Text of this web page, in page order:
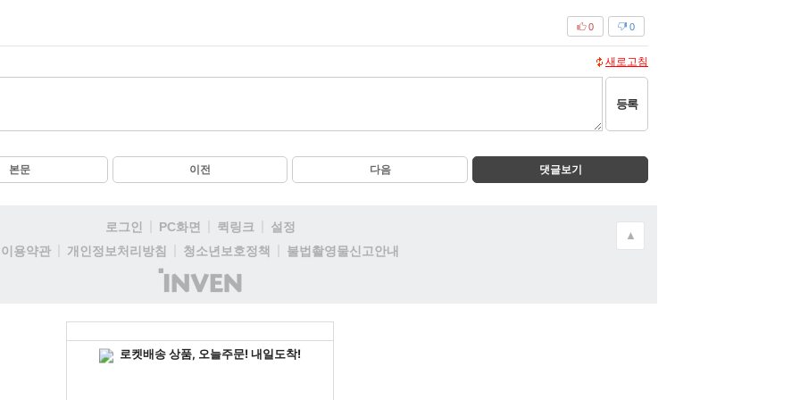
0
0
새로고침
등록
본문 이전 다음 댓글보기
로그인 PC화면 퀵링크
설정
이용약관
개인정보처리방침 청소년보호정책
불법촬영물신고안내
(주)
인
▲